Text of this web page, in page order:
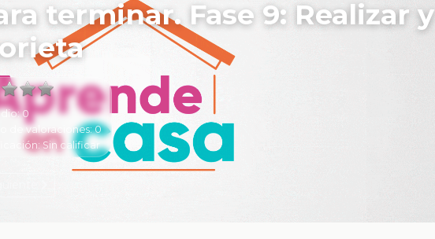
terminar. Fase 9: Realizar y
0
de valoraciones:0
Sin calificar